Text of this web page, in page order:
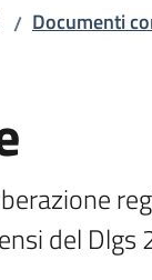
/ Documenti
del Dlgs